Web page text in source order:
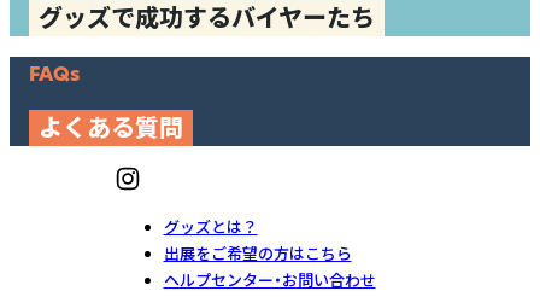
グッズで成功するバイヤーたち
FAQs
よくある質問
グッズとは？
出展をご希望の方はこちら
ヘルプセンター・お問い合わせ